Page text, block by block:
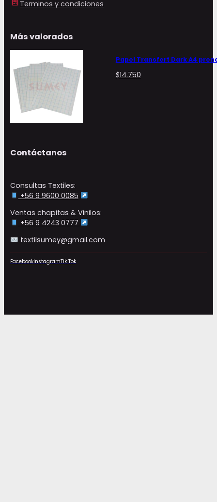
Terminos y condiciones
Más valorados
Papel Transfert Dark A4
$14.750
Contáctanos
Consultas Textiles:
+56 9 9600 0085
Ventas chapitas & Vinilos:
+56 9 4243 0777
textilsumey@gmail.com
FacebookInstagramTik Tok